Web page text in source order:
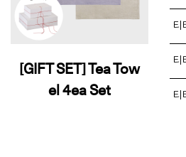
[GIFT SET] Tea Tow
el 4ea Set
티
티
티